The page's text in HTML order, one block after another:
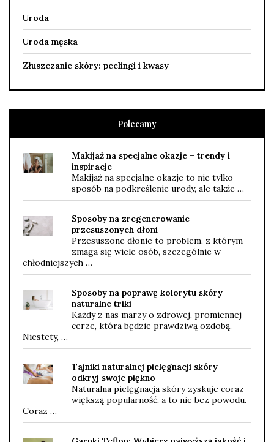
Uroda
Uroda męska
Złuszczanie skóry: peelingi i kwasy
Polecamy
Makijaż na specjalne okazje – trendy i
inspiracje
Makijaż na specjalne okazje to nie tylko
sposób na podkreślenie urody, ale także …
Sposoby na zregenerowanie
przesuszonych dłoni
Przesuszone dłonie to problem, z którym
zmaga się wiele osób, szczególnie w
chłodniejszych …
Sposoby na poprawę kolorytu skóry –
naturalne triki
Każdy z nas marzy o zdrowej, promiennej
cerze, która będzie prawdziwą ozdobą.
Niestety, …
Tajniki naturalnej pielęgnacji skóry –
odkryj swoje piękno
Naturalna pielęgnacja skóry zyskuje coraz
większą popularność, a to nie bez powodu.
Coraz …